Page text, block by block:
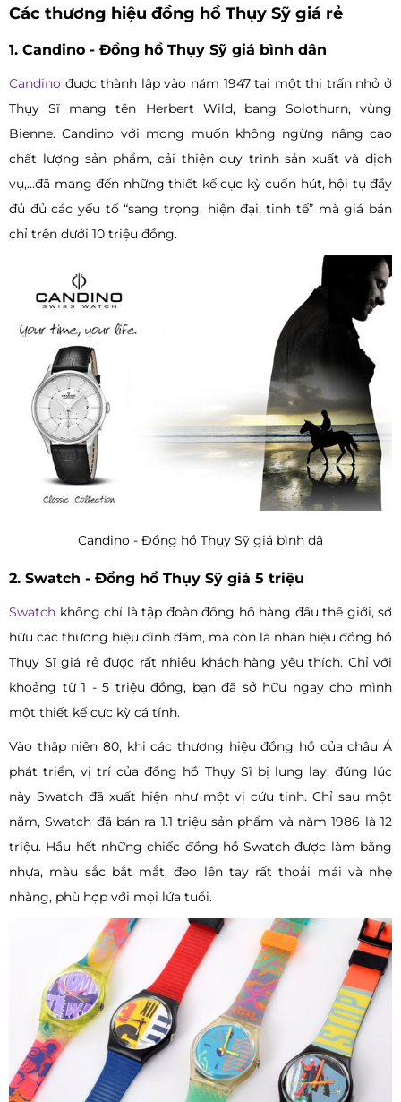
Các thương hiệu đồng hồ Thụy Sỹ giá rẻ
1. Candino - Đồng hồ Thụy Sỹ giá bình dân
Candino được thành lập vào năm 1947 tại một thị trấn nhỏ ở
Thụy Sĩ mang tên Herbert Wild, bang Solothurn, vùng
Bienne. Candino với mong muốn không ngừng nâng cao
chất lượng sản phẩm, cải thiện quy trình sản xuất và dịch
vụ,...đã mang đến những thiết kế cực kỳ cuốn hút, hội tụ đầy
đủ đủ các yếu tố “sang trọng, hiện đại, tinh tế” mà giá bán
chỉ trên dưới 10 triệu đồng.
Candino - Đồng hồ Thụy Sỹ giá bình dâ
2. Swatch - Đồng hồ Thụy Sỹ giá 5 triệu
Swatch không chỉ là tập đoàn đồng hồ hàng đầu thế giới, sở
hữu các thương hiệu đình đám, mà còn là nhãn hiệu đồng hồ
Thụy Sĩ giá rẻ được rất nhiều khách hàng yêu thích. Chỉ với
khoảng từ 1 - 5 triệu đồng, bạn đã sở hữu ngay cho mình
một thiết kế cực kỳ cá tính.
Vào thập niên 80, khi các thương hiệu đồng hồ của châu Á
phát triển, vị trí của đồng hồ Thụy Sĩ bị lung lay, đúng lúc
này Swatch đã xuất hiện như một vị cứu tinh. Chỉ sau một
năm, Swatch đã bán ra 1.1 triệu sản phẩm và năm 1986 là 12
triệu. Hầu hết những chiếc đồng hồ Swatch được làm bằng
nhựa, màu sắc bắt mắt, đeo lên tay rất thoải mái và nhẹ
nhàng, phù hợp với mọi lứa tuổi.